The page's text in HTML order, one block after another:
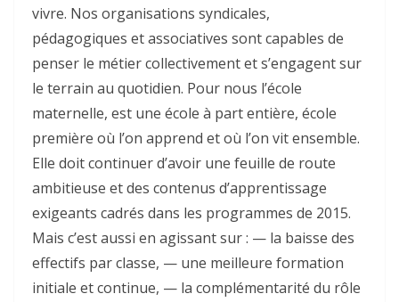
vivre. Nos organisations syndicales,
pédagogiques et associatives sont capables de
penser le métier collectivement et s’engagent sur
le terrain au quotidien. Pour nous l’école
maternelle, est une école à part entière, école
première où l’on apprend et où l’on vit ensemble.
Elle doit continuer d’avoir une feuille de route
ambitieuse et des contenus d’apprentissage
exigeants cadrés dans les programmes de 2015.
Mais c’est aussi en agissant sur : — la baisse des
effectifs par classe, — une meilleure formation
initiale et continue, — la complémentarité du rôle